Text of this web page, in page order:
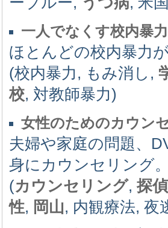
一人でなくす校内暴力
ほとんどの校内暴力
(校内暴力, もみ消し,
校, 対教師暴力)
女性のためのカウン
夫婦や家庭の問題、
身にカウンセリング
(カウンセリング, 探偵
性, 岡山, 内観療法, 夜